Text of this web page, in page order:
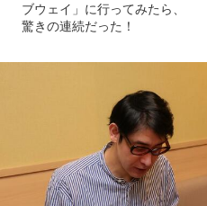
ブウェイ」に行ってみたら、
驚きの連続だった！